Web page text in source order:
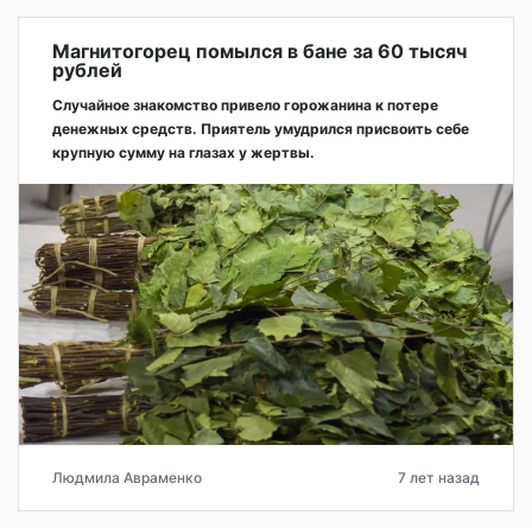
Магнитогорец помылся в бане за 60 тысяч
рублей
Случайное знакомство привело горожанина к потере
денежных средств. Приятель умудрился присвоить себе
крупную сумму на глазах у жертвы.
Людмила Авраменко 7 лет назад